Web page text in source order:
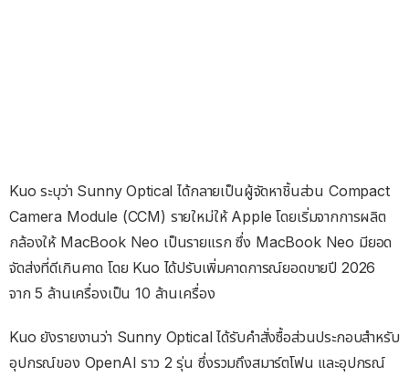
Kuo ระบุว่า Sunny Optical ได้กลายเป็นผู้จัดหาชิ้นส่วน Compact
Camera Module (CCM) รายใหม่ให้ Apple โดยเริ่มจากการผลิต
กล้องให้ MacBook Neo เป็นรายแรก ซึ่ง MacBook Neo มียอด
จัดส่งที่ดีเกินคาด โดย Kuo ได้ปรับเพิ่มคาดการณ์ยอดขายปี 2026
จาก 5 ล้านเครื่องเป็น 10 ล้านเครื่อง
Kuo ยังรายงานว่า Sunny Optical ได้รับคำสั่งซื้อส่วนประกอบสำหรับ
อุปกรณ์ของ OpenAI ราว 2 รุ่น ซึ่งรวมถึงสมาร์ตโฟน และอุปกรณ์